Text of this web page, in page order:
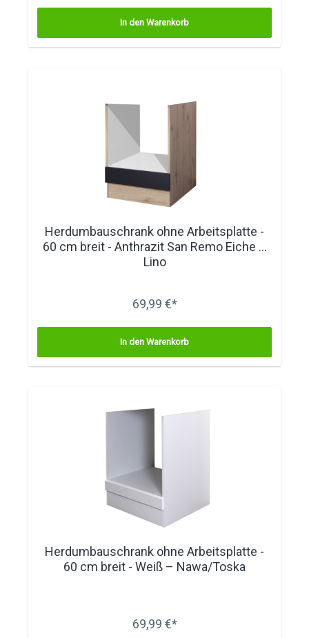
In den Warenkorb
Herdumbauschrank ohne Arbeitsplatte -
60 cm breit - Anthrazit San Remo Eiche –
Lino
69,99 €*
In den Warenkorb
Herdumbauschrank ohne Arbeitsplatte -
60 cm breit - Weiß – Nawa/Toska
69,99 €*